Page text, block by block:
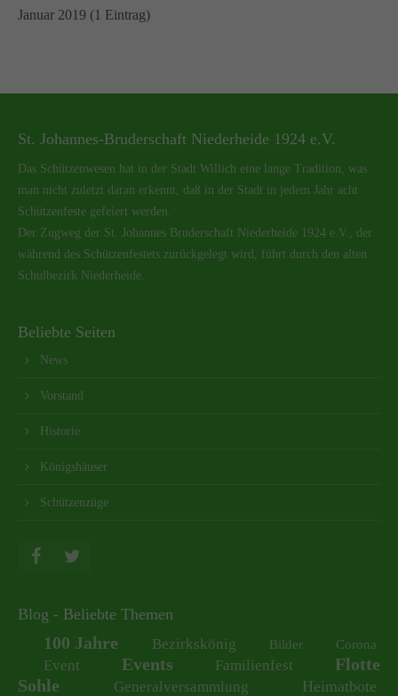
Januar 2019 (1 Eintrag)
St. Johannes-Bruderschaft Niederheide 1924 e.V.
Das Schützenwesen hat in der Stadt Willich eine lange Tradition, was
man nicht zuletzt daran erkennt, daß in der Stadt in jedem Jahr acht
Schützenfeste gefeiert werden.
Der Zugweg der St. Johannes Bruderschaft Niederheide 1924 e.V., der
während des Schützenfestets zurückgelegt wird, führt durch den alten
Schulbezirk Niederheide.
Beliebte Seiten
News
Vorstand
Historie
Königshäuser
Schützenzüge
Blog - Beliebte Themen
100 Jahre Bezirkskönig Bilder Corona
Event Events Familienfest
Flotte
Sohle
Generalversammlung Heimatbote